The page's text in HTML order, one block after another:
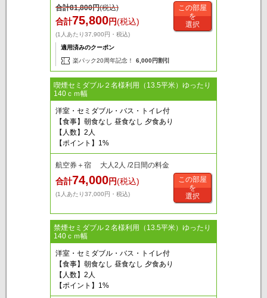
合計81,800円(税込)
合計75,800円(税込)
(1人あたり37,900円・税込)
適用済みのクーポン
楽パック20周年記念！
6,000円割引
この部屋
を
選択
喫煙セミダブル２名様利用（13.5平米）ゆったり
140ｃｍ幅
洋室・セミダブル・バス・トイレ付
【食事】朝食なし 昼食なし 夕食あり
【人数】2人
【ポイント】1%
航空券＋宿 大人2人 /2日間の料金
合計74,000円(税込)
(1人あたり37,000円・税込)
この部屋
を
選択
禁煙セミダブル２名様利用（13.5平米）ゆったり
140ｃｍ幅
洋室・セミダブル・バス・トイレ付
【食事】朝食なし 昼食なし 夕食あり
【人数】2人
【ポイント】1%